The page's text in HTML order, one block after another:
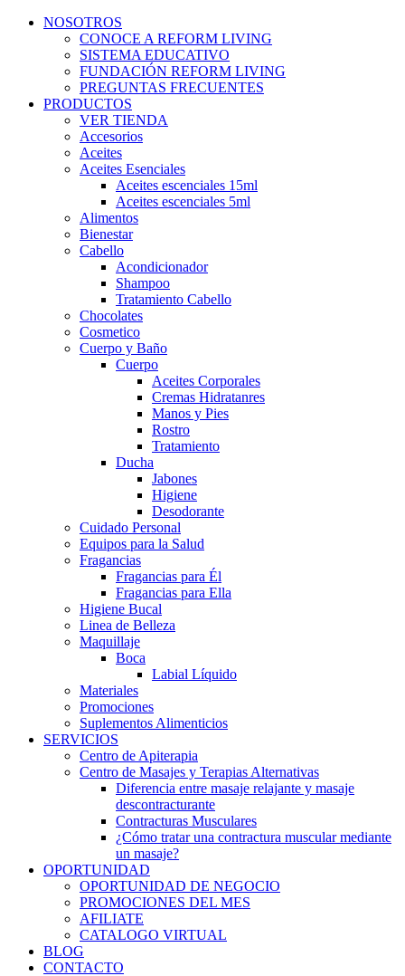
NOSOTROS
CONOCE A REFORM LIVING
SISTEMA EDUCATIVO
FUNDACIÓN REFORM LIVING
PREGUNTAS FRECUENTES
PRODUCTOS
VER TIENDA
Accesorios
Aceites
Aceites Esenciales
Aceites escenciales 15ml
Aceites escenciales 5ml
Alimentos
Bienestar
Cabello
Acondicionador
Shampoo
Tratamiento Cabello
Chocolates
Cosmetico
Cuerpo y Baño
Cuerpo
Aceites Corporales
Cremas Hidratanres
Manos y Pies
Rostro
Tratamiento
Ducha
Jabones
Higiene
Desodorante
Cuidado Personal
Equipos para la Salud
Fragancias
Fragancias para Él
Fragancias para Ella
Higiene Bucal
Linea de Belleza
Maquillaje
Boca
Labial Líquido
Materiales
Promociones
Suplementos Alimenticios
SERVICIOS
Centro de Apiterapia
Centro de Masajes y Terapias Alternativas
Diferencia entre masaje relajante y masaje
descontracturante
Contracturas Musculares
¿Cómo tratar una contractura muscular mediante
un masaje?
OPORTUNIDAD
OPORTUNIDAD DE NEGOCIO
PROMOCIONES DEL MES
AFILIATE
CATALOGO VIRTUAL
BLOG
CONTACTO